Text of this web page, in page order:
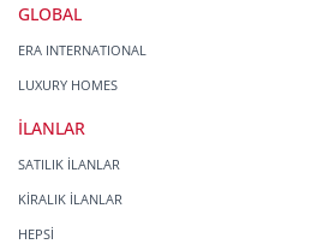
GLOBAL
ERA INTERNATIONAL
LUXURY HOMES
İLANLAR
SATILIK İLANLAR
KİRALIK İLANLAR
HEPSİ